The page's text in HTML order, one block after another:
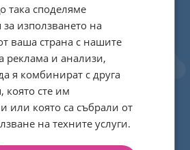
така споделяме
използването на
ваша страна с нашите
реклама и анализи,
я комбинират с друга
сте им
или която са събрали от
на техните услуги.